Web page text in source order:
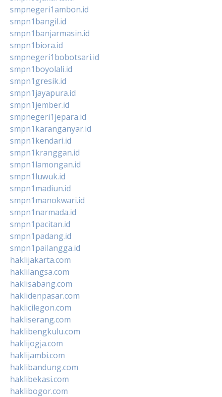
smpnegeri1ambon.id
smpn1bangil.id
smpn1banjarmasin.id
smpn1biora.id
smpnegeri1bobotsari.id
smpn1boyolali.id
smpn1gresik.id
smpn1jayapura.id
smpn1jember.id
smpnegeri1jepara.id
smpn1karanganyar.id
smpn1kendari.id
smpn1kranggan.id
smpn1lamongan.id
smpn1luwuk.id
smpn1madiun.id
smpn1manokwari.id
smpn1narmada.id
smpn1pacitan.id
smpn1padang.id
smpn1pailangga.id
haklijakarta.com
haklilangsa.com
haklisabang.com
haklidenpasar.com
haklicilegon.com
hakliserang.com
haklibengkulu.com
haklijogja.com
haklijambi.com
haklibandung.com
haklibekasi.com
haklibogor.com